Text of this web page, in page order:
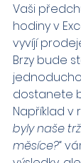
Vaši
hodiny v
vyvíjí
Brzy bude
dostanete
Například v
byly naše
měsíce?“